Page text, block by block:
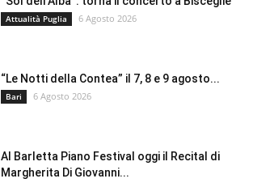
Attualità Puglia 6 Agosto 2026
“Le Notti della Contea” il 7, 8 e 9 agosto...
Bari 6 Agosto 2026
Al Barletta Piano Festival oggi il Recital di
Margherita Di Giovanni...